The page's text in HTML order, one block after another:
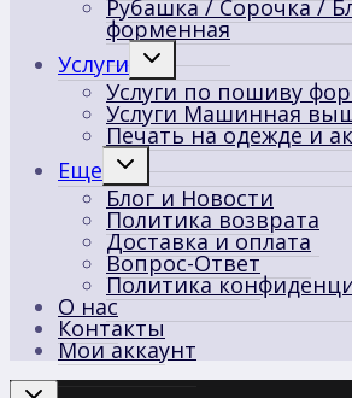
Рубашка / Сорочка /
форменная
Услуги
Переключить
дочернее
меню
Услуги по пошиву
Услуги Машинная
Печать на одежде и
Еще
Переключить
дочернее
меню
Блог и Новости
Политика возврата
Доставка и оплата
Вопрос-Ответ
Политика
О нас
Контакты
Мои аккаунт